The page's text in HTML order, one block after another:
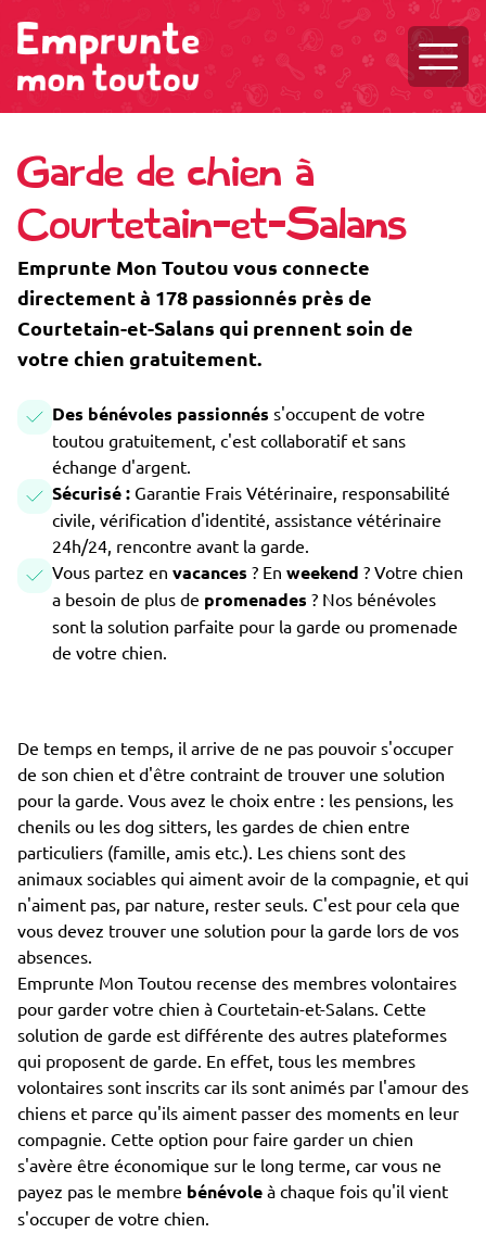
Garde de chien à
Courtetain-et-Salans
Emprunte Mon Toutou vous connecte
directement à 178 passionnés près de
Courtetain-et-Salans qui prennent soin de
votre chien gratuitement.
Des bénévoles passionnés s'occupent de votre
toutou gratuitement, c'est collaboratif et sans
échange d'argent.
Sécurisé : Garantie Frais Vétérinaire, responsabilité
civile, vérification d'identité, assistance vétérinaire
24h/24, rencontre avant la garde.
Vous partez en vacances ? En weekend ? Votre chien
a besoin de plus de promenades ? Nos bénévoles
sont la solution parfaite pour la garde ou promenade
de votre chien.
De temps en temps, il arrive de ne pas pouvoir s'occuper
de son chien et d'être contraint de trouver une solution
pour la garde. Vous avez le choix entre : les pensions, les
chenils ou les dog sitters, les gardes de chien entre
particuliers (famille, amis etc.). Les chiens sont des
animaux sociables qui aiment avoir de la compagnie, et qui
n'aiment pas, par nature, rester seuls. C'est pour cela que
vous devez trouver une solution pour la garde lors de vos
absences.
Emprunte Mon Toutou recense des membres volontaires
pour garder votre chien à Courtetain-et-Salans. Cette
solution de garde est différente des autres plateformes
qui proposent de garde. En effet, tous les membres
volontaires sont inscrits car ils sont animés par l'amour des
chiens et parce qu'ils aiment passer des moments en leur
compagnie. Cette option pour faire garder un chien
s'avère être économique sur le long terme, car vous ne
payez pas le membre bénévole à chaque fois qu'il vient
s'occuper de votre chien.